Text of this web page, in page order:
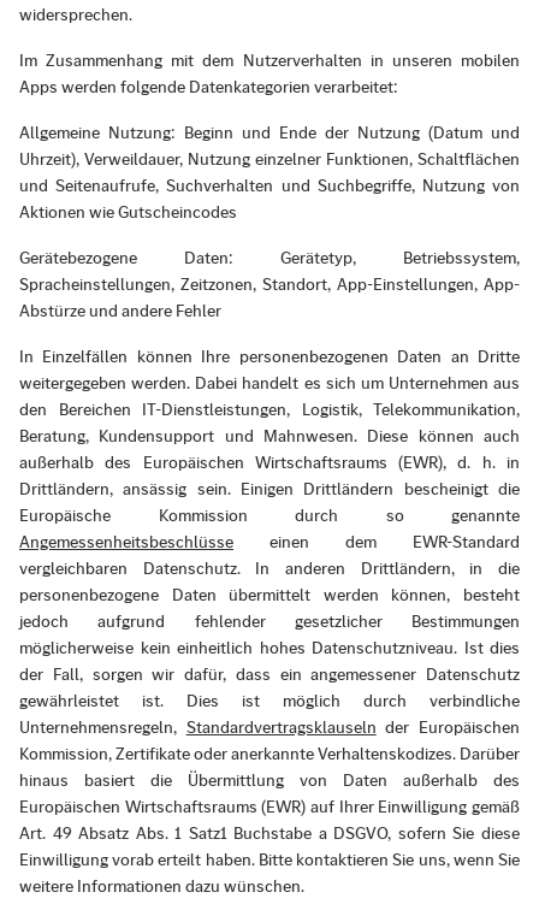
widersprechen.
Im Zusammenhang mit dem Nutzerverhalten in unseren mobilen
Apps werden folgende Datenkategorien verarbeitet:
Allgemeine Nutzung: Beginn und Ende der Nutzung (Datum und
Uhrzeit), Verweildauer, Nutzung einzelner Funktionen, Schaltflächen
und Seitenaufrufe, Suchverhalten und Suchbegriffe, Nutzung von
Aktionen wie Gutscheincodes
Gerätebezogene Daten: Gerätetyp, Betriebssystem,
Spracheinstellungen, Zeitzonen, Standort, App-Einstellungen, App-
Abstürze und andere Fehler
In Einzelfällen können Ihre personenbezogenen Daten an Dritte
weitergegeben werden. Dabei handelt es sich um Unternehmen aus
den Bereichen IT-Dienstleistungen, Logistik, Telekommunikation,
Beratung, Kundensupport und Mahnwesen. Diese können auch
außerhalb des Europäischen Wirtschaftsraums (EWR), d. h. in
Drittländern, ansässig sein. Einigen Drittländern bescheinigt die
Europäische Kommission durch so genannte
Angemessenheitsbeschlüsse einen dem EWR-Standard
vergleichbaren Datenschutz. In anderen Drittländern, in die
personenbezogene Daten übermittelt werden können, besteht
jedoch aufgrund fehlender gesetzlicher Bestimmungen
möglicherweise kein einheitlich hohes Datenschutzniveau. Ist dies
der Fall, sorgen wir dafür, dass ein angemessener Datenschutz
gewährleistet ist. Dies ist möglich durch verbindliche
Unternehmensregeln, Standardvertragsklauseln der Europäischen
Kommission, Zertifikate oder anerkannte Verhaltenskodizes. Darüber
hinaus basiert die Übermittlung von Daten außerhalb des
Europäischen Wirtschaftsraums (EWR) auf Ihrer Einwilligung gemäß
Art. 49 Absatz Abs. 1 Satz1 Buchstabe a DSGVO, sofern Sie diese
Einwilligung vorab erteilt haben. Bitte kontaktieren Sie uns, wenn Sie
weitere Informationen dazu wünschen.